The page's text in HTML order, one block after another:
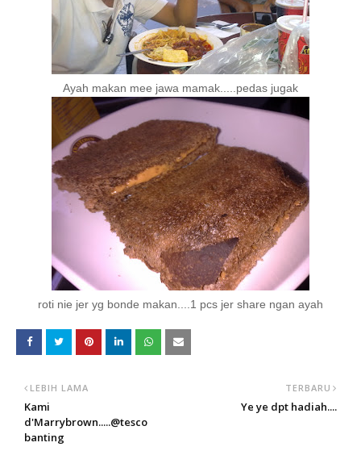
Ayah makan mee jawa mamak.....pedas jugak
roti nie jer yg bonde makan....1 pcs jer share ngan ayah
TERBARU
Ye ye dpt hadiah....
LEBIH LAMA
Kami
d'Marrybrown.....@tesco
banting